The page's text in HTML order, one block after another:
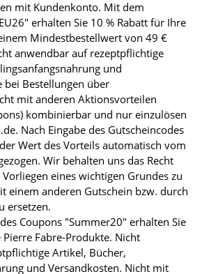
mit Kundenkonto. Mit dem
erhalten Sie 10 % Rabatt für Ihre
Mindestbestellwert von 49 €
anwendbar auf rezeptpflichtige
und
bei Bestellungen über
mit anderen Aktionsvorteilen
kombinierbar und nur einzulösen
Nach Eingabe des Gutscheincodes
Wert des Vorteils automatisch vom
Wir behalten uns das Recht
eines wichtigen Grundes zu
einem anderen Gutschein bzw. durch
ersetzen.
Coupons "Summer20" erhalten Sie
Fabre-Produkte. Nicht
Artikel, Bücher,
und Versandkosten. Nicht mit